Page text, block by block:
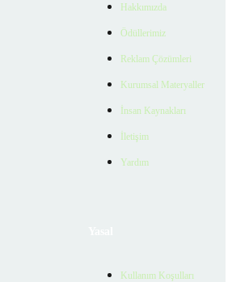
Hakkımızda
Ödüllerimiz
Reklam Çözümleri
Kurumsal Materyaller
İnsan Kaynakları
İletişim
Yardım
Kullanım Koşulları